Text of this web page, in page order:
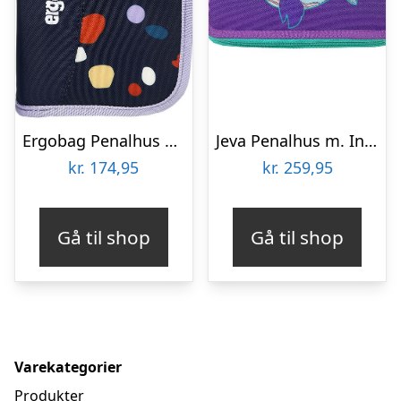
Ergobag Penalhus m. Indhold – Mosaic StoneBear
kr. 174,95
Gå til shop
Jeva Penalhus m. Indhold – Twozip – Rainbow Mermaid
kr. 259,95
Gå til shop
Varekategorier
Produkter